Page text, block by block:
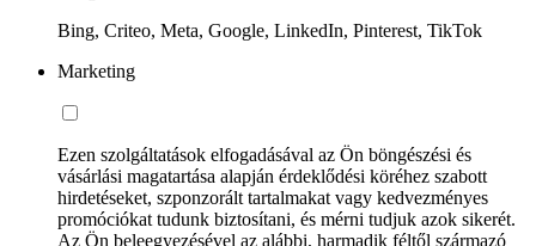
Bing, Criteo, Meta, Google, LinkedIn, Pinterest, TikTok
Marketing
Ezen szolgáltatások elfogadásával az Ön böngészési és
vásárlási magatartása alapján érdeklődési köréhez szabott
hirdetéseket, szponzorált tartalmakat vagy kedvezményes
promóciókat tudunk biztosítani, és mérni tudjuk azok sikerét.
Az Ön beleegyezésével az alábbi, harmadik féltől származó